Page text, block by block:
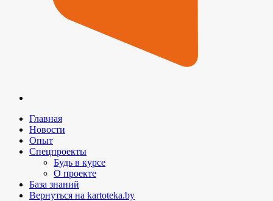
Главная
Новости
Опыт
Спецпроекты
Будь в курсе
О проекте
База знаний
Вернуться на kartoteka.by